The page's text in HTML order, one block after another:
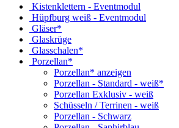
Kistenklettern - Eventmodul
Hüpfburg weiß - Eventmodul
Gläser*
Glaskrüge
Glasschalen*
Porzellan*
Porzellan* anzeigen
Porzellan - Standard - weiß*
Porzellan Exklusiv - weiß
Schüsseln / Terrinen - weiß
Porzellan - Schwarz